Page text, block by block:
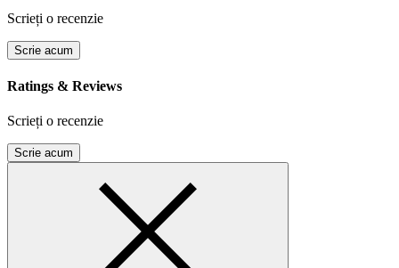
Scrieți o recenzie
Scrie acum
Ratings & Reviews
Scrieți o recenzie
Scrie acum